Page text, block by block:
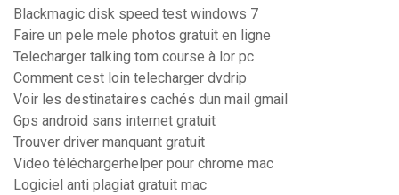
Blackmagic disk speed test windows 7
Faire un pele mele photos gratuit en ligne
Telecharger talking tom course à lor pc
Comment cest loin telecharger dvdrip
Voir les destinataires cachés dun mail gmail
Gps android sans internet gratuit
Trouver driver manquant gratuit
Video téléchargerhelper pour chrome mac
Logiciel anti plagiat gratuit mac